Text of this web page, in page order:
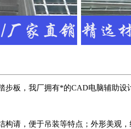
板，我厂拥有*的CAD电脑辅助设
请，便于吊装等特点；外形美观